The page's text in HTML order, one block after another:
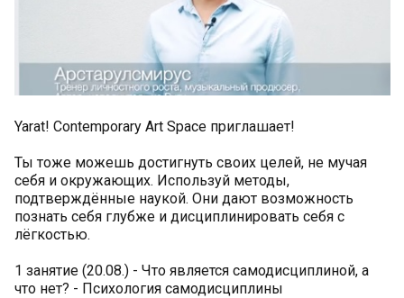
Yarat! Contemporary Art Space приглашает!
Ты тоже можешь достигнуть своих целей, не мучая
себя и окружающих. Используй методы,
подтверждённые наукой. Они дают возможность
познать себя глубже и дисциплинировать себя с
лёгкостью.
1 занятие (20.08.) - Что является самодисциплиной, а
что нет? - Психология самодисциплины